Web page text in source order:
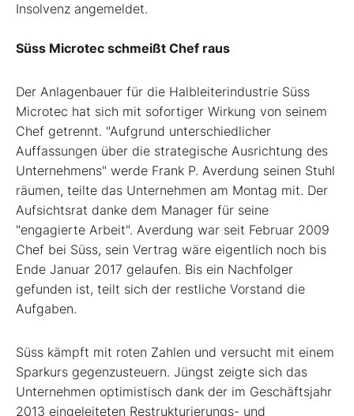
Insolvenz angemeldet.
Süss Microtec schmeißt Chef raus
Der Anlagenbauer für die Halbleiterindustrie Süss
Microtec hat sich mit sofortiger Wirkung von seinem
Chef getrennt. "Aufgrund unterschiedlicher
Auffassungen über die strategische Ausrichtung des
Unternehmens" werde Frank P. Averdung seinen Stuhl
räumen, teilte das Unternehmen am Montag mit. Der
Aufsichtsrat danke dem Manager für seine
"engagierte Arbeit". Averdung war seit Februar 2009
Chef bei Süss, sein Vertrag wäre eigentlich noch bis
Ende Januar 2017 gelaufen. Bis ein Nachfolger
gefunden ist, teilt sich der restliche Vorstand die
Aufgaben.
Süss kämpft mit roten Zahlen und versucht mit einem
Sparkurs gegenzusteuern. Jüngst zeigte sich das
Unternehmen optimistisch dank der im Geschäftsjahr
2013 eingeleiteten Restrukturierungs- und